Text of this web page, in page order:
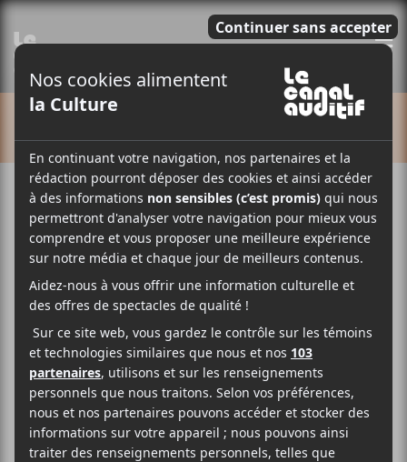
Cet évènement est passé.
Slow Rush Tour de Tame Impala
2022-03-10 @ 20:00- 23:30GRATUIT
Tame Impala se lance dans une tournée nord-
américaine et il effectuera un arrêt à la Place Bell le
10 mars prochain.